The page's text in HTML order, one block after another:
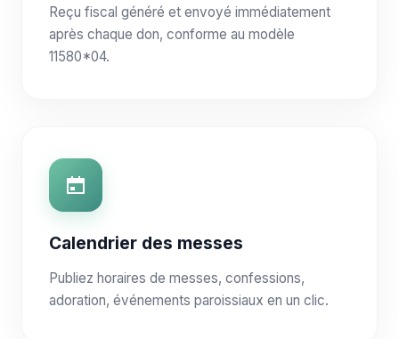
Reçu fiscal généré et envoyé immédiatement
après chaque don, conforme au modèle
11580*04.
Calendrier des messes
Publiez horaires de messes, confessions,
adoration, événements paroissiaux en un clic.